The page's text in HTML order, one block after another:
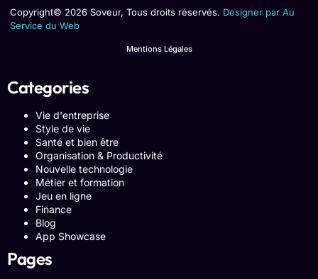
Copyright© 2026 Soveur, Tous droits réservés. Designer par Au
Service du Web
Mentions Légales
Categories
Vie d'entreprise
Style de vie
Santé et bien être
Organisation & Productivité
Nouvelle technologie
Métier et formation
Jeu en ligne
Finance
Blog
App Showcase
Pages